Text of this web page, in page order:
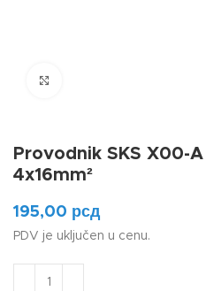
Provodnik SKS X00-A
4x16mm²
195,00 рсд
PDV je uključen u cenu.